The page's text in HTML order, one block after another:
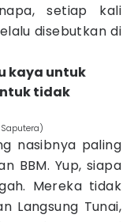
setiap kali
disebutkan di
kaya untuk
tidak
nasibnya paling
BBM. Yup, siapa
Mereka tidak
Langsung Tunai,